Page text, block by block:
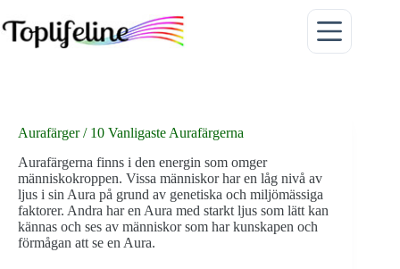
till
innehåll
Aurafärger / 10 Vanligaste Aurafärgerna
Aurafärgerna finns i den energin som omger
människokroppen. Vissa människor har en låg nivå av
ljus i sin Aura på grund av genetiska och miljömässiga
faktorer. Andra har en Aura med starkt ljus som lätt kan
kännas och ses av människor som har kunskapen och
förmågan att se en Aura.